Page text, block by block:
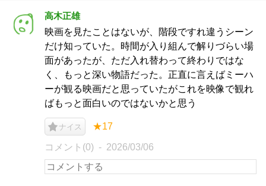
高木正雄
映画を見たことはないが、階段ですれ違うシーン
だけ知っていた。時間が入り組んで解りづらい場
面があったが、ただ入れ替わって終わりではな
く、もっと深い物語だった。正直に言えばミーハ
ーが観る映画だと思っていたがこれを映像で観れ
ばもっと面白いのではないかと思う
ナイス ★17
コメント(0) 2026/03/06